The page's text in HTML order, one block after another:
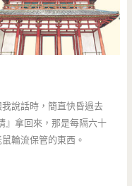
說話時，簡直快昏過去
』拿回來，那是每隔六十
輪流保管的東西。